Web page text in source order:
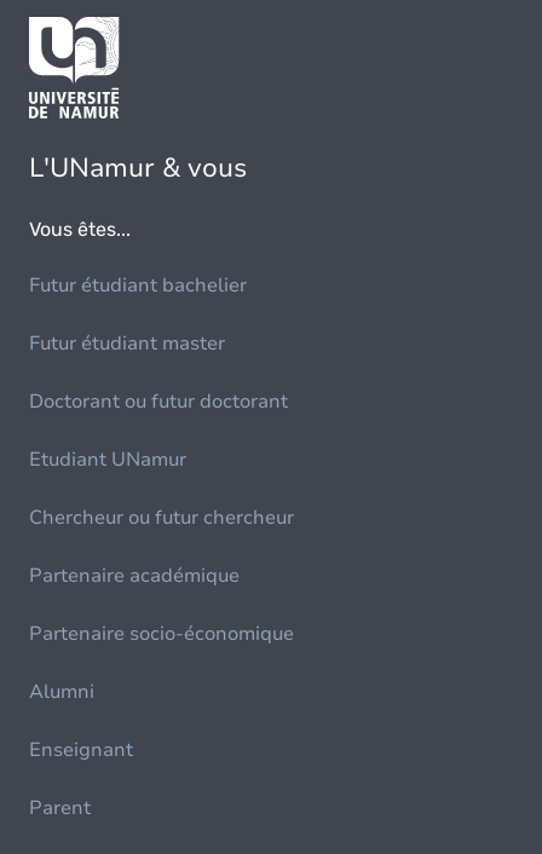
L'UNamur & vous
Vous êtes...
Futur étudiant bachelier
Futur étudiant master
Doctorant ou futur doctorant
Etudiant UNamur
Chercheur ou futur chercheur
Partenaire académique
Partenaire socio-économique
Alumni
Enseignant
Parent